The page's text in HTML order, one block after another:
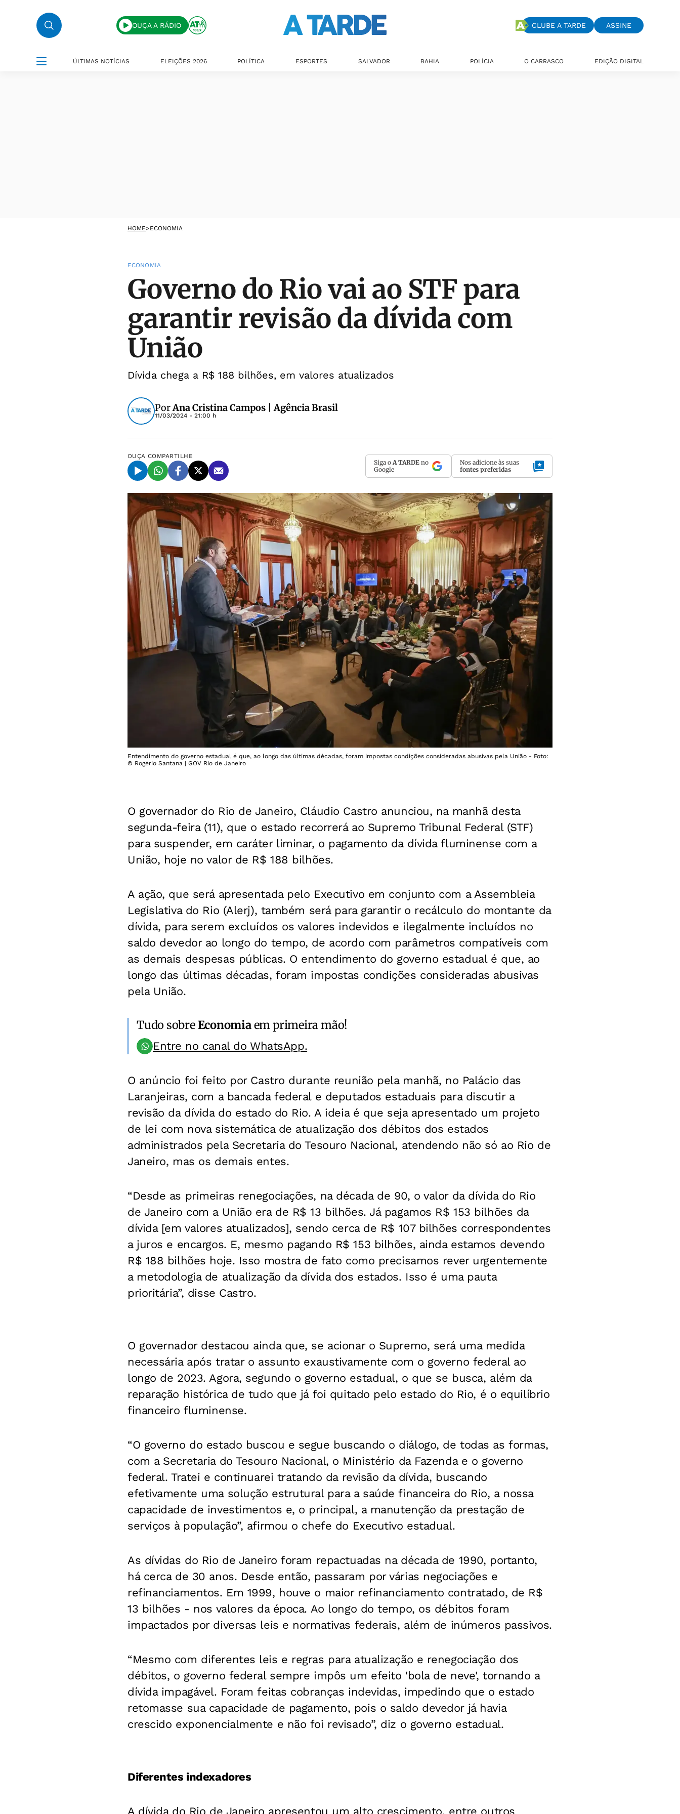
OUÇA A RÁDIO CLUBE A TARDE ASSINE
ÚLTIMAS NOTÍCIAS ELEIÇÕES 2026 POLÍTICA ESPORTES SALVADOR BAHIA POLÍCIA O CARRASCO EDIÇÃO DIGITAL
HOME>ECONOMIA
ECONOMIA
Governo do Rio vai ao STF para
garantir revisão da dívida com
União
Dívida chega a R$ 188 bilhões, em valores atualizados
PorAna Cristina Campos | Agência Brasil
11/03/2024 - 21:00 h
OUÇA COMPARTILHE
Siga o A TARDE no
Google
Nos adicione às suas
fontes preferidas
Entendimento do governo estadual é que, ao longo das últimas décadas, foram impostas condições consideradas abusivas pela União - Foto:
© Rogério Santana | GOV Rio de Janeiro
O governador do Rio de Janeiro, Cláudio Castro anunciou, na manhã desta
segunda-feira (11), que o estado recorrerá ao Supremo Tribunal Federal (STF)
para suspender, em caráter liminar, o pagamento da dívida fluminense com a
União, hoje no valor de R$ 188 bilhões.
A ação, que será apresentada pelo Executivo em conjunto com a Assembleia
Legislativa do Rio (Alerj), também será para garantir o recálculo do montante da
dívida, para serem excluídos os valores indevidos e ilegalmente incluídos no
saldo devedor ao longo do tempo, de acordo com parâmetros compatíveis com
as demais despesas públicas. O entendimento do governo estadual é que, ao
longo das últimas décadas, foram impostas condições consideradas abusivas
pela União.
Tudo sobreEconomiaem primeira mão!
Entre no canal do WhatsApp.
O anúncio foi feito por Castro durante reunião pela manhã, no Palácio das
Laranjeiras, com a bancada federal e deputados estaduais para discutir a
revisão da dívida do estado do Rio. A ideia é que seja apresentado um projeto
de lei com nova sistemática de atualização dos débitos dos estados
administrados pela Secretaria do Tesouro Nacional, atendendo não só ao Rio de
Janeiro, mas os demais entes.
“Desde as primeiras renegociações, na década de 90, o valor da dívida do Rio
de Janeiro com a União era de R$ 13 bilhões. Já pagamos R$ 153 bilhões da
dívida [em valores atualizados], sendo cerca de R$ 107 bilhões correspondentes
a juros e encargos. E, mesmo pagando R$ 153 bilhões, ainda estamos devendo
R$ 188 bilhões hoje. Isso mostra de fato como precisamos rever urgentemente
a metodologia de atualização da dívida dos estados. Isso é uma pauta
prioritária”, disse Castro.
O governador destacou ainda que, se acionar o Supremo, será uma medida
necessária após tratar o assunto exaustivamente com o governo federal ao
longo de 2023. Agora, segundo o governo estadual, o que se busca, além da
reparação histórica de tudo que já foi quitado pelo estado do Rio, é o equilíbrio
financeiro fluminense.
“O governo do estado buscou e segue buscando o diálogo, de todas as formas,
com a Secretaria do Tesouro Nacional, o Ministério da Fazenda e o governo
federal. Tratei e continuarei tratando da revisão da dívida, buscando
efetivamente uma solução estrutural para a saúde financeira do Rio, a nossa
capacidade de investimentos e, o principal, a manutenção da prestação de
serviços à população”, afirmou o chefe do Executivo estadual.
As dívidas do Rio de Janeiro foram repactuadas na década de 1990, portanto,
há cerca de 30 anos. Desde então, passaram por várias negociações e
refinanciamentos. Em 1999, houve o maior refinanciamento contratado, de R$
13 bilhões - nos valores da época. Ao longo do tempo, os débitos foram
impactados por diversas leis e normativas federais, além de inúmeros passivos.
“Mesmo com diferentes leis e regras para atualização e renegociação dos
débitos, o governo federal sempre impôs um efeito 'bola de neve', tornando a
dívida impagável. Foram feitas cobranças indevidas, impedindo que o estado
retomasse sua capacidade de pagamento, pois o saldo devedor já havia
crescido exponencialmente e não foi revisado”, diz o governo estadual.
Diferentes indexadores
A dívida do Rio de Janeiro apresentou um alto crescimento, entre outros